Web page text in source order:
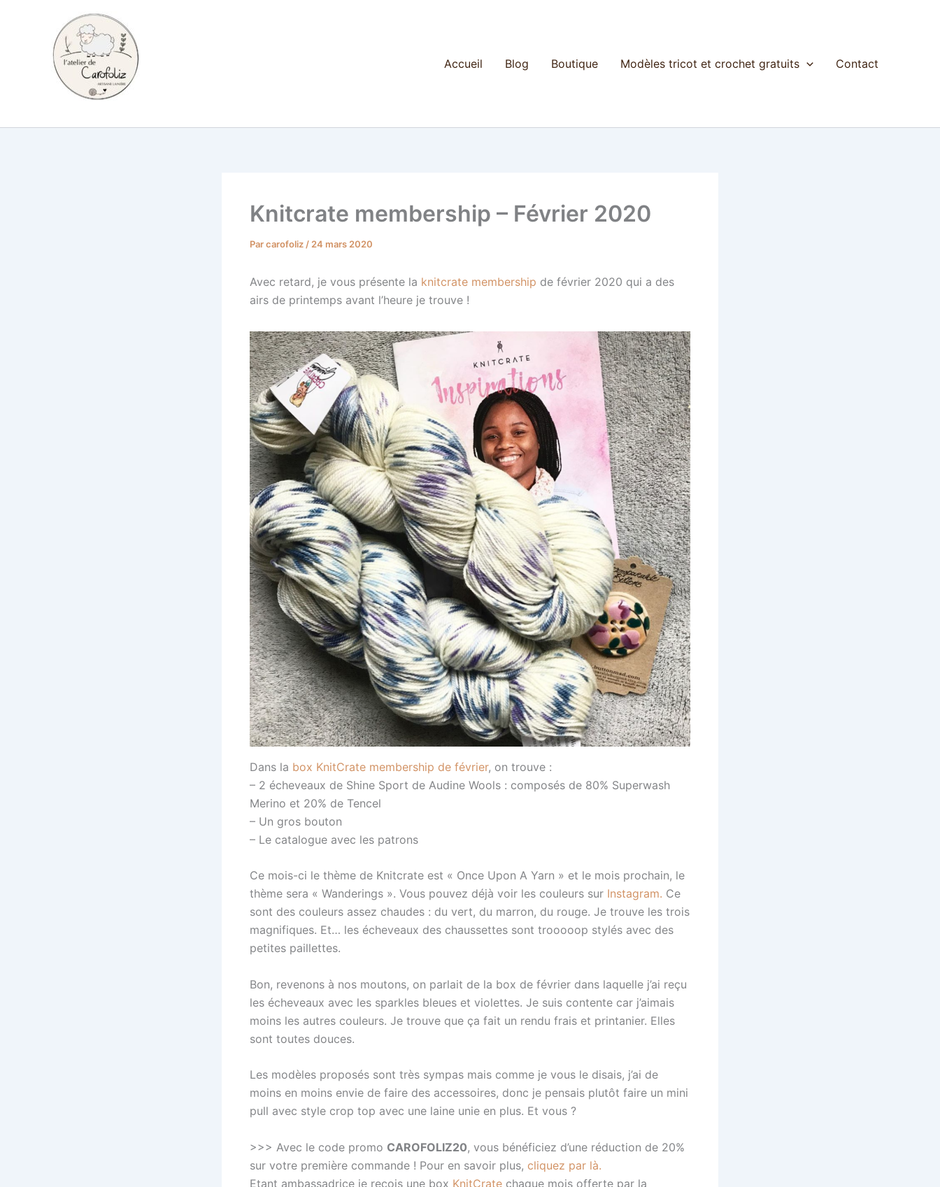
Accueil Blog Boutique Modèles tricot et crochet gratuits Contact
Knitcrate membership – Février 2020
Parcarofoliz / 24 mars 2020
Avec retard, je vous présente la knitcrate membership de février 2020 qui a des
airs de printemps avant l’heure je trouve !
Dans la box KnitCrate membership de février, on trouve :
– 2 écheveaux de Shine Sport de Audine Wools : composés de 80% Superwash
Merino et 20% de Tencel
– Un gros bouton
– Le catalogue avec les patrons
Ce mois-ci le thème de Knitcrate est « Once Upon A Yarn » et le mois prochain, le
thème sera « Wanderings ». Vous pouvez déjà voir les couleurs sur Instagram. Ce
sont des couleurs assez chaudes : du vert, du marron, du rouge. Je trouve les trois
magnifiques. Et… les écheveaux des chaussettes sont trooooop stylés avec des
petites paillettes.
Bon, revenons à nos moutons, on parlait de la box de février dans laquelle j’ai reçu
les écheveaux avec les sparkles bleues et violettes. Je suis contente car j’aimais
moins les autres couleurs. Je trouve que ça fait un rendu frais et printanier. Elles
sont toutes douces.
Les modèles proposés sont très sympas mais comme je vous le disais, j’ai de
moins en moins envie de faire des accessoires, donc je pensais plutôt faire un mini
pull avec style crop top avec une laine unie en plus. Et vous ?
>>> Avec le code promo CAROFOLIZ20, vous bénéficiez d’une réduction de 20%
sur votre première commande ! Pour en savoir plus, cliquez par là.
Etant ambassadrice je reçois une box KnitCrate chaque mois offerte par la